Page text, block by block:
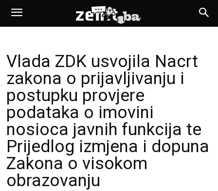
Vlada ZDK usvojila Nacrt
zakona o prijavljivanju i
postupku provjere
podataka o imovini
nosioca javnih funkcija te
Prijedlog izmjena i dopuna
Zakona o visokom
obrazovanju